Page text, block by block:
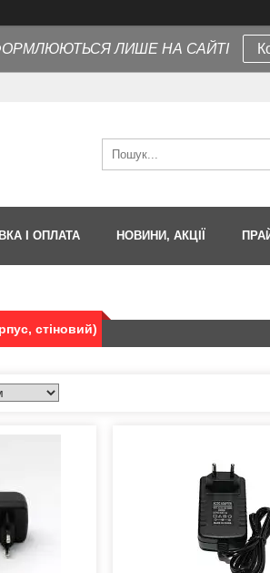
ЛИШЕ НА САЙТІ
І ОПЛАТА НОВИНИ, АКЦІЇ
стіновий)